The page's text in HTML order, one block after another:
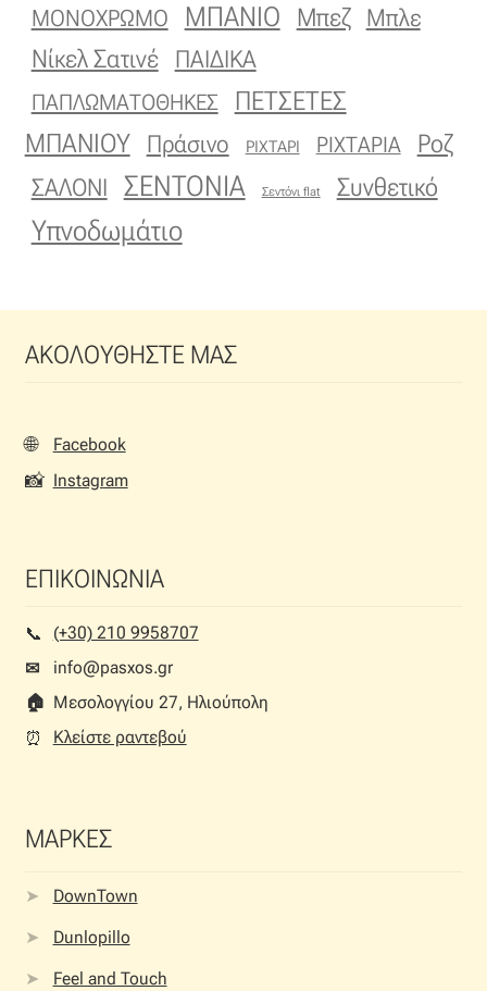
ΜΟΝΟΧΡΩΜΟ ΜΠΑΝΙΟ Μπεζ Μπλε
Νίκελ Σατινέ ΠΑΙΔΙΚΑ
ΠΑΠΛΩΜΑΤΟΘΗΚΕΣ
ΠΕΤΣΕΤΕΣ
ΜΠΑΝΙΟΥ
Πράσινο ΡΙΧΤΑΡΙ ΡΙΧΤΑΡΙΑ Ροζ
ΣΑΛΟΝΙ ΣΕΝΤΟΝΙΑ Σεντόνι flat Συνθετικό
Υπνοδωμάτιο
ΑΚΟΛΟΥΘΗΣΤΕ ΜΑΣ
🌐 Facebook
📸 Instagram
ΕΠΙΚΟΙΝΩΝΙΑ
📞︎
(+30) 210 9958707
✉
info@pasxos.gr
🏠︎ Μεσολογγίου 27, Ηλιούπολη
⏰︎
Κλείστε ραντεβού
ΜΑΡΚΕΣ
DownTown
Dunlopillo
Feel and Touch